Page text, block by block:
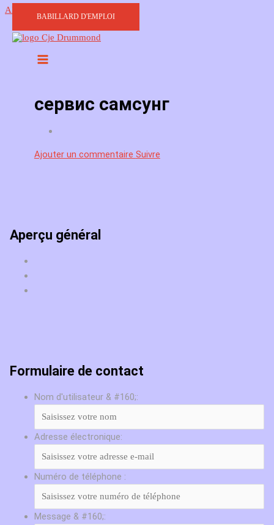
Aller au contenu
BABILLARD D'EMPLOI
сервис самсунг
Ajouter un commentaire Suivre
Aperçu général
Formulaire de contact
Nom d'utilisateur & #160;:
Adresse électronique:
Numéro de téléphone :
Message & #160;: